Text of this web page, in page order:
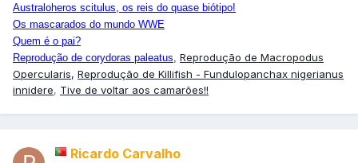
Australoheros scitulus, os reis do quase biótipo!
Os mascarados do mundo WWE
Quem é o pai?
Reprodução de corydoras paleatus, Reprodução de Macropodus
Opercularis, Reprodução de Killifish - Fundulopanchax nigerianus
innidere, Tive de voltar aos camarões!!
Ricardo Carvalho